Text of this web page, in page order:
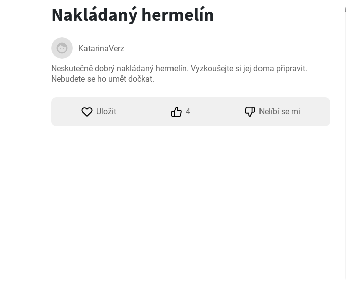
Nakládaný hermelín
KatarinaVerz
Neskutečně dobrý nakládaný hermelín. Vyzkoušejte si jej doma připravit.
Nebudete se ho umět dočkat.
Uložit 4 Nelíbí se mi